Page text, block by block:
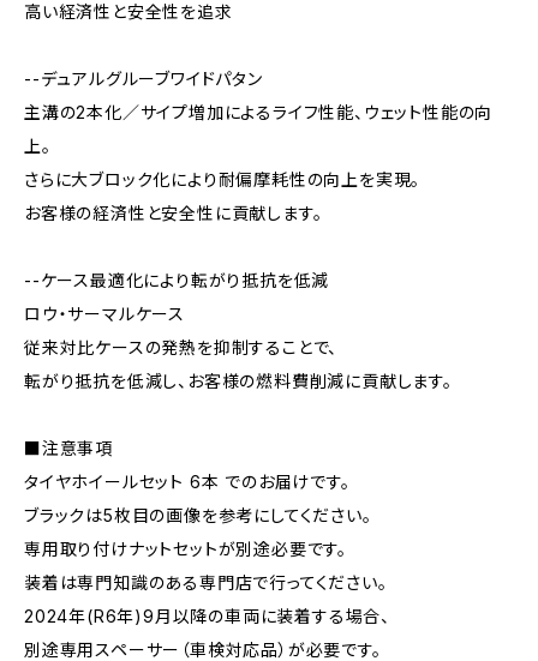
高い経済性と安全性を追求
--デュアルグルーブワイドパタン
主溝の2本化／サイプ増加によるライフ性能、ウェット性能の向
上。
さらに大ブロック化により耐偏摩耗性の向上を実現。
お客様の経済性と安全性に貢献します。
--ケース最適化により転がり抵抗を低減
ロウ・サーマルケース
従来対比ケースの発熱を抑制することで、
転がり抵抗を低減し、お客様の燃料費削減に貢献します。
■注意事項
タイヤホイールセット 6本 でのお届けです。
ブラックは5枚目の画像を参考にしてください。
専用取り付けナットセットが別途必要です。
装着は専門知識のある専門店で行ってください。
2024年(R6年)9月以降の車両に装着する場合、
別途専用スペーサー（車検対応品）が必要です。